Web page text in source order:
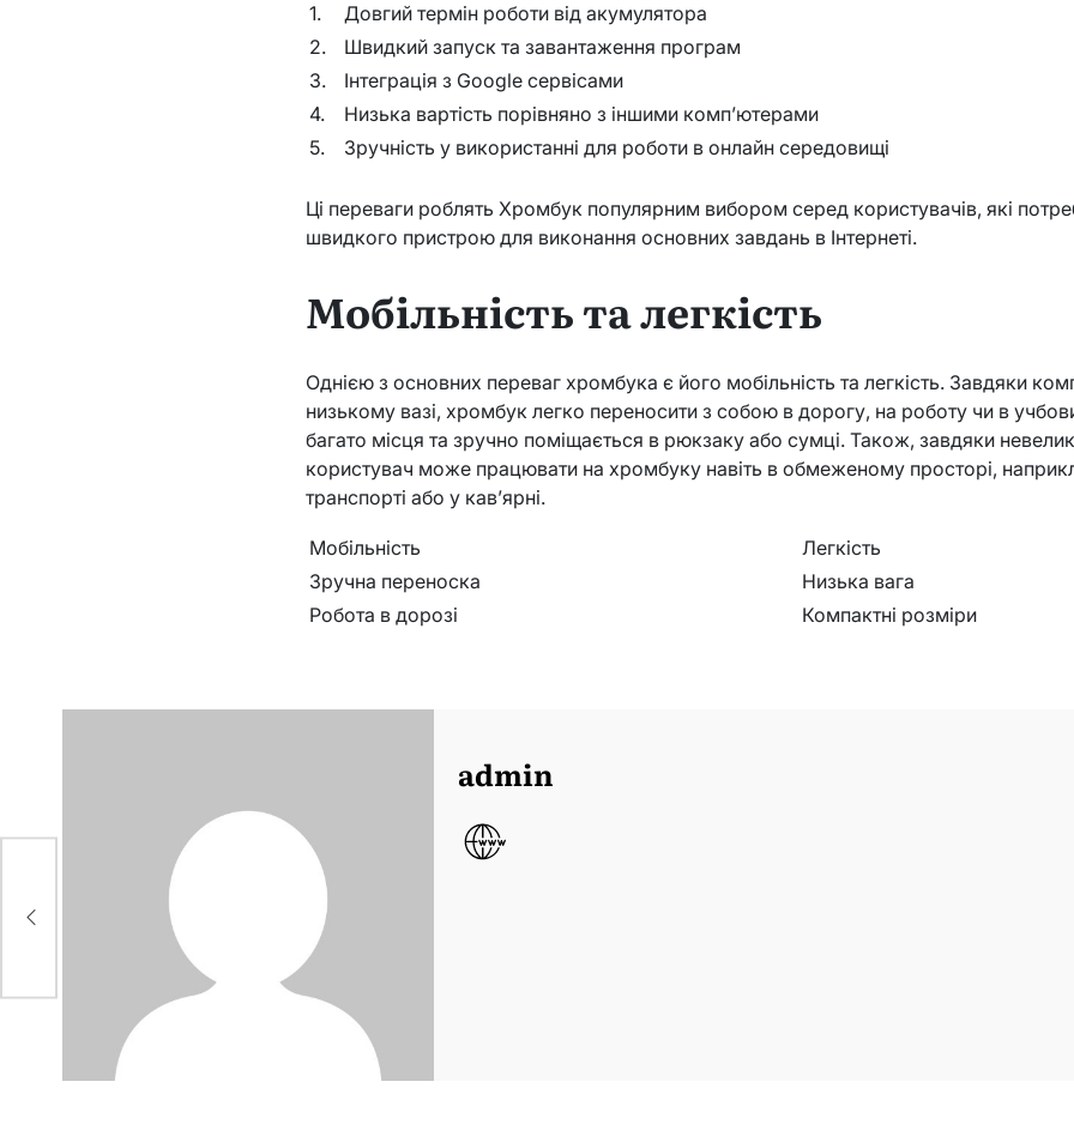
1.
Довгий термін роботи від акумулятора
2.
Швидкий запуск та завантаження програм
3.
Інтеграція з Google сервісами
4.
Низька вартість порівняно з іншими комп’ютерами
5.
Зручність у використанні для роботи в онлайн середовищі
Ці переваги роблять Хромбук популярним вибором серед користувачів, які
швидкого пристрою для виконання основних завдань в Інтернеті.
Мобільність та легкість
Однією з основних переваг хромбука є його мобільність та легкість. Завдяки
низькому вазі, хромбук легко переносити з собою в дорогу, на роботу чи в
багато місця та зручно поміщається в рюкзаку або сумці. Також, завдяки
користувач може працювати на хромбуку навіть в обмеженому просторі,
транспорті або у кав’ярні.
Мобільність
Легкість
Зручна переноска
Низька вага
Робота в дорозі
Компактні розміри
admin